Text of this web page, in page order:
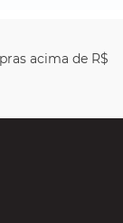
acima de R$